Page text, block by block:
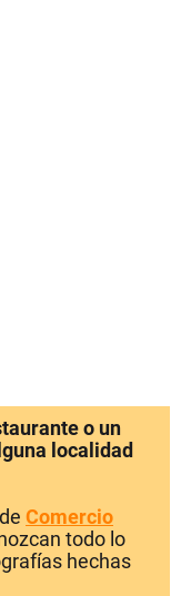
o un
localidad
Comercio
todo lo
hechas